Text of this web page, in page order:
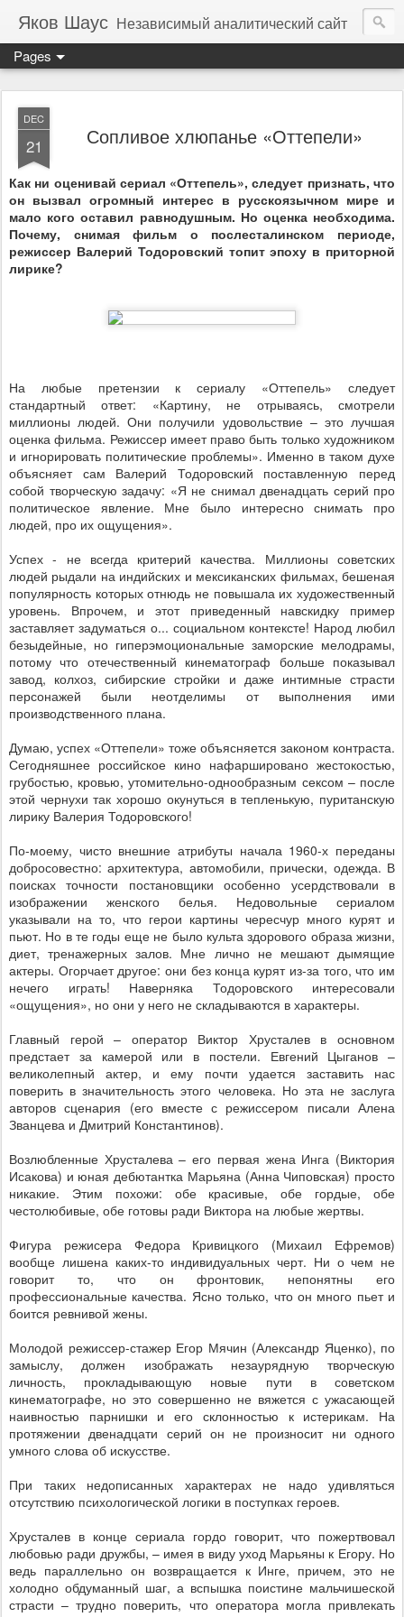
Яков Шаус Независимый аналитический сайт
Pages
DEC
21 Сопливое хлюпанье «Оттепели»
Как ни оценивай сериал «Оттепель», следует признать, что
он вызвал огромный интерес в русскоязычном мире и
мало кого оставил равнодушным. Но оценка необходима.
Почему, снимая фильм о послесталинском периоде,
режиссер Валерий Тодоровский топит эпоху в приторной
лирике?
На любые претензии к сериалу «Оттепель» следует
стандартный ответ: «Картину, не отрываясь, смотрели
миллионы людей. Они получили удовольствие – это лучшая
оценка фильма. Режиссер имеет право быть только художником
и игнорировать политические проблемы». Именно в таком духе
объясняет сам Валерий Тодоровский поставленную перед
собой творческую задачу: «Я не снимал двенадцать серий про
политическое явление. Мне было интересно снимать про
людей, про их ощущения».
Успех - не всегда критерий качества. Миллионы советских
людей рыдали на индийских и мексиканских фильмах, бешеная
популярность которых отнюдь не повышала их художественный
уровень. Впрочем, и этот приведенный навскидку пример
заставляет задуматься о... социальном контексте! Народ любил
безыдейные, но гиперэмоциональные заморские мелодрамы,
потому что отечественный кинематограф больше показывал
завод, колхоз, сибирские стройки и даже интимные страсти
персонажей были неотделимы от выполнения ими
производственного плана.
Думаю, успех «Оттепели» тоже объясняется законом контраста.
Сегодняшнее российское кино нафаршировано жестокостью,
грубостью, кровью, утомительно-однообразным сексом – после
этой чернухи так хорошо окунуться в тепленькую, пуританскую
лирику Валерия Тодоровского!
По-моему, чисто внешние атрибуты начала 1960-х переданы
добросовестно: архитектура, автомобили, прически, одежда. В
поисках точности постановщики особенно усердствовали в
изображении женского белья. Недовольные сериалом
указывали на то, что герои картины чересчур много курят и
пьют. Но в те годы еще не было культа здорового образа жизни,
диет, тренажерных залов. Мне лично не мешают дымящие
актеры. Огорчает другое: они без конца курят из-за того, что им
нечего играть! Наверняка Тодоровского интересовали
«ощущения», но они у него не складываются в характеры.
Главный герой – оператор Виктор Хрусталев в основном
предстает за камерой или в постели. Евгений Цыганов –
великолепный актер, и ему почти удается заставить нас
поверить в значительность этого человека. Но эта не заслуга
авторов сценария (его вместе с режиссером писали Алена
Званцева и Дмитрий Константинов).
Возлюбленные Хрусталева – его первая жена Инга (Виктория
Исакова) и юная дебютантка Марьяна (Анна Чиповская) просто
никакие. Этим похожи: обе красивые, обе гордые, обе
честолюбивые, обе готовы ради Виктора на любые жертвы.
Фигура режисера Федора Кривицкого (Михаил Ефремов)
вообще лишена каких-то индивидуальных черт. Ни о чем не
говорит то, что он фронтовик, непонятны его
профессиональные качества. Ясно только, что он много пьет и
боится ревнивой жены.
Молодой режиссер-стажер Егор Мячин (Александр Яценко), по
замыслу, должен изображать незаурядную творческую
личность, прокладывающую новые пути в советском
кинематографе, но это совершенно не вяжется с ужасающей
наивностью парнишки и его склонностью к истерикам. На
протяжении двенадцати серий он не произносит ни одного
умного слова об искусстве.
При таких недописанных характерах не надо удивляться
отсутствию психологической логики в поступках героев.
Хрусталев в конце сериала гордо говорит, что пожертвовал
любовью ради дружбы, – имея в виду уход Марьяны к Егору. Но
ведь параллельно он возвращается к Инге, причем, это не
холодно обдуманный шаг, а вспышка поистине мальчишеской
страсти – трудно поверить, что оператора могла привлекать